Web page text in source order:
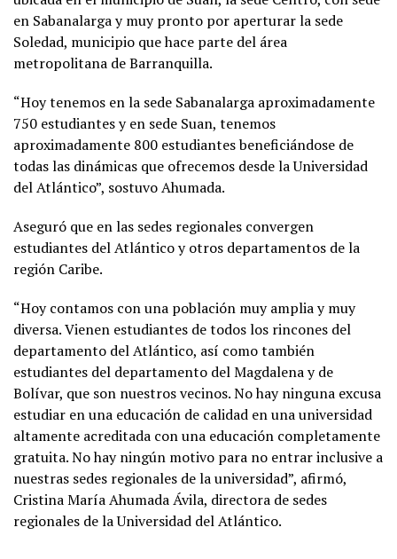
en Sabanalarga y muy pronto por aperturar la sede
Soledad, municipio que hace parte del área
metropolitana de Barranquilla.
“Hoy tenemos en la sede Sabanalarga aproximadamente
750 estudiantes y en sede Suan, tenemos
aproximadamente 800 estudiantes beneficiándose de
todas las dinámicas que ofrecemos desde la Universidad
del Atlántico”, sostuvo Ahumada.
Aseguró que en las sedes regionales convergen
estudiantes del Atlántico y otros departamentos de la
región Caribe.
“Hoy contamos con una población muy amplia y muy
diversa. Vienen estudiantes de todos los rincones del
departamento del Atlántico, así como también
estudiantes del departamento del Magdalena y de
Bolívar, que son nuestros vecinos. No hay ninguna excusa
estudiar en una educación de calidad en una universidad
altamente acreditada con una educación completamente
gratuita. No hay ningún motivo para no entrar inclusive a
nuestras sedes regionales de la universidad”, afirmó,
Cristina María Ahumada Ávila, directora de sedes
regionales de la Universidad del Atlántico.